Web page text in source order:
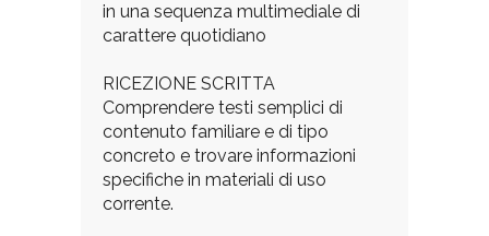
in una sequenza multimediale di
carattere quotidiano
RICEZIONE SCRITTA
Comprendere testi semplici di
contenuto familiare e di tipo
concreto e trovare informazioni
specifiche in materiali di uso
corrente.